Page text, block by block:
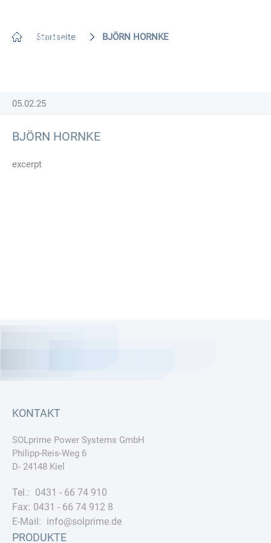
Startseite BJÖRN HORNKE
05.02.25
BJÖRN HORNKE
excerpt
KONTAKT
SOLprime Power Systems GmbH
Philipp-Reis-Weg 6
D- 24148 Kiel
Tel.: 0431 - 66 74 910
Fax: 0431 - 66 74 912 8
E-Mail: info@solprime.de
PRODUKTE